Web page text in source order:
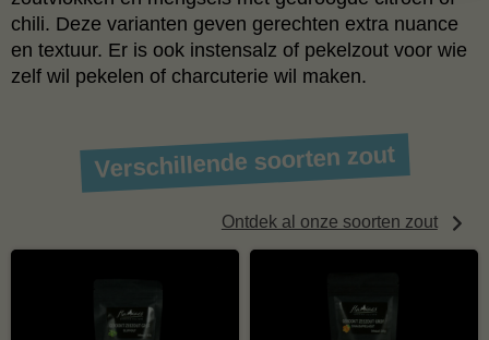
chili. Deze varianten geven gerechten extra nuance
en textuur. Er is ook instensalz of pekelzout voor wie
zelf wil pekelen of charcuterie wil maken.
Verschillende soorten zout
Ontdek al onze soorten zout